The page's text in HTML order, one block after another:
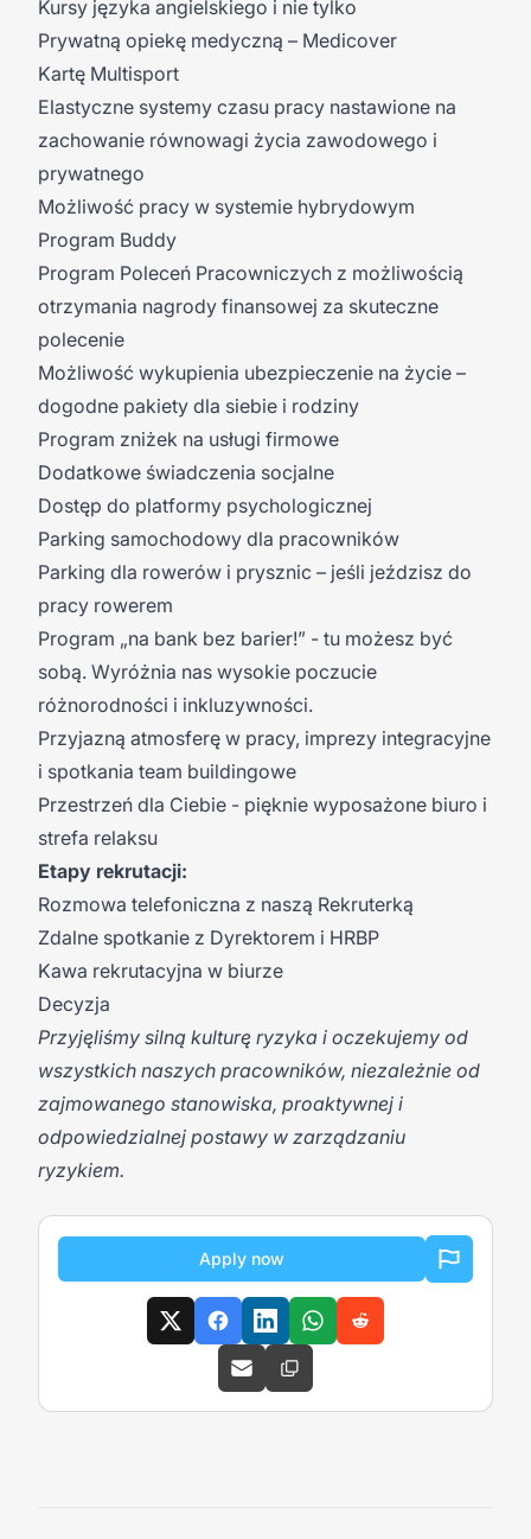
Kursy języka angielskiego i nie tylko
Prywatną opiekę medyczną – Medicover
Kartę Multisport
Elastyczne systemy czasu pracy nastawione na
zachowanie równowagi życia zawodowego i
prywatnego
Możliwość pracy w systemie hybrydowym
Program Buddy
Program Poleceń Pracowniczych z możliwością
otrzymania nagrody finansowej za skuteczne
polecenie
Możliwość wykupienia ubezpieczenie na życie –
dogodne pakiety dla siebie i rodziny
Program zniżek na usługi firmowe
Dodatkowe świadczenia socjalne
Dostęp do platformy psychologicznej
Parking samochodowy dla pracowników
Parking dla rowerów i prysznic – jeśli jeździsz do
pracy rowerem
Program „na bank bez barier!” - tu możesz być
sobą. Wyróżnia nas wysokie poczucie
różnorodności i inkluzywności.
Przyjazną atmosferę w pracy, imprezy integracyjne
i spotkania team buildingowe
Przestrzeń dla Ciebie - pięknie wyposażone biuro i
strefa relaksu
Etapy rekrutacji:
Rozmowa telefoniczna z naszą Rekruterką
Zdalne spotkanie z Dyrektorem i HRBP
Kawa rekrutacyjna w biurze
Decyzja
Przyjęliśmy silną kulturę ryzyka i oczekujemy od
wszystkich naszych pracowników, niezależnie od
zajmowanego stanowiska, proaktywnej i
odpowiedzialnej postawy w zarządzaniu
ryzykiem.
Apply now